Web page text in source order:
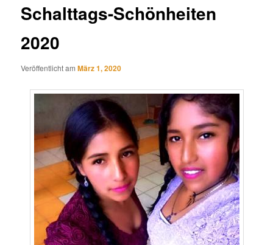
Schalttags-Schönheiten
2020
Veröffentlicht amMärz 1, 2020